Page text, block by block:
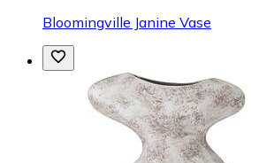
Bloomingville Janine Vase